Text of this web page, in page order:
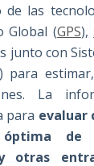
de las
Global (GPS),
junto con
) para
La
para evaluar
de
otras